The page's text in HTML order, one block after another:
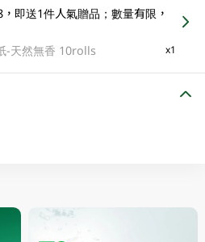
即送1件人氣贈品；數量有限，
-天然無香 10rolls x1